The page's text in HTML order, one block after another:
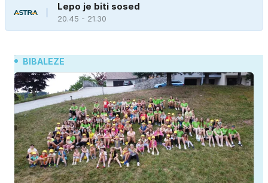
Lepo je biti sosed
20.45 - 21.30
BIBALEZE